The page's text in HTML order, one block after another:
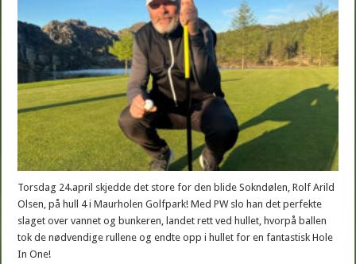
første
HIO
i
Maurholen!
Torsdag 24.april skjedde det store for den blide Sokndølen, Rolf Arild
Olsen, på hull 4 i Maurholen Golfpark! Med PW slo han det perfekte
slaget over vannet og bunkeren, landet rett ved hullet, hvorpå ballen
tok de nødvendige rullene og endte opp i hullet for en fantastisk Hole
In One!